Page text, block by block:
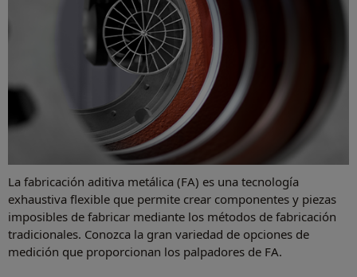
La fabricación aditiva metálica (FA) es una tecnología
exhaustiva flexible que permite crear componentes y piezas
imposibles de fabricar mediante los métodos de fabricación
tradicionales. Conozca la gran variedad de opciones de
medición que proporcionan los palpadores de FA.